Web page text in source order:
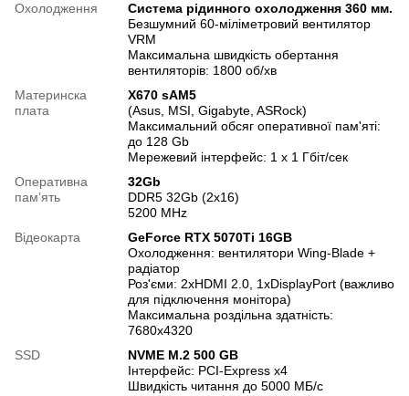
Охолодження
Система рідинного охолодження 360 мм.
Безшумний 60-міліметровий вентилятор
VRM
Максимальна швидкість обертання
вентиляторів: 1800 об/хв
Материнска
плата
X670 sAM5
(Asus, MSI, Gigabyte, ASRock)
Максимальний обсяг оперативної пам'яті:
до 128 Gb
Мережевий інтерфейс: 1 х 1 Гбіт/сек
Оперативна
памʼять
32Gb
DDR5 32Gb (2x16)
5200 MHz
Відеокарта
GeForce RTX 5070Ti 16GB
Охолодження: вентилятори Wing-Blade +
радіатор
Роз'єми: 2хHDMI 2.0, 1хDisplayPort (важливо
для підключення монітора)
Максимальна роздільна здатність:
7680x4320
SSD
NVME M.2 500 GB
Інтерфейс: PCI-Express x4
Швидкість читання до 5000 МБ/с